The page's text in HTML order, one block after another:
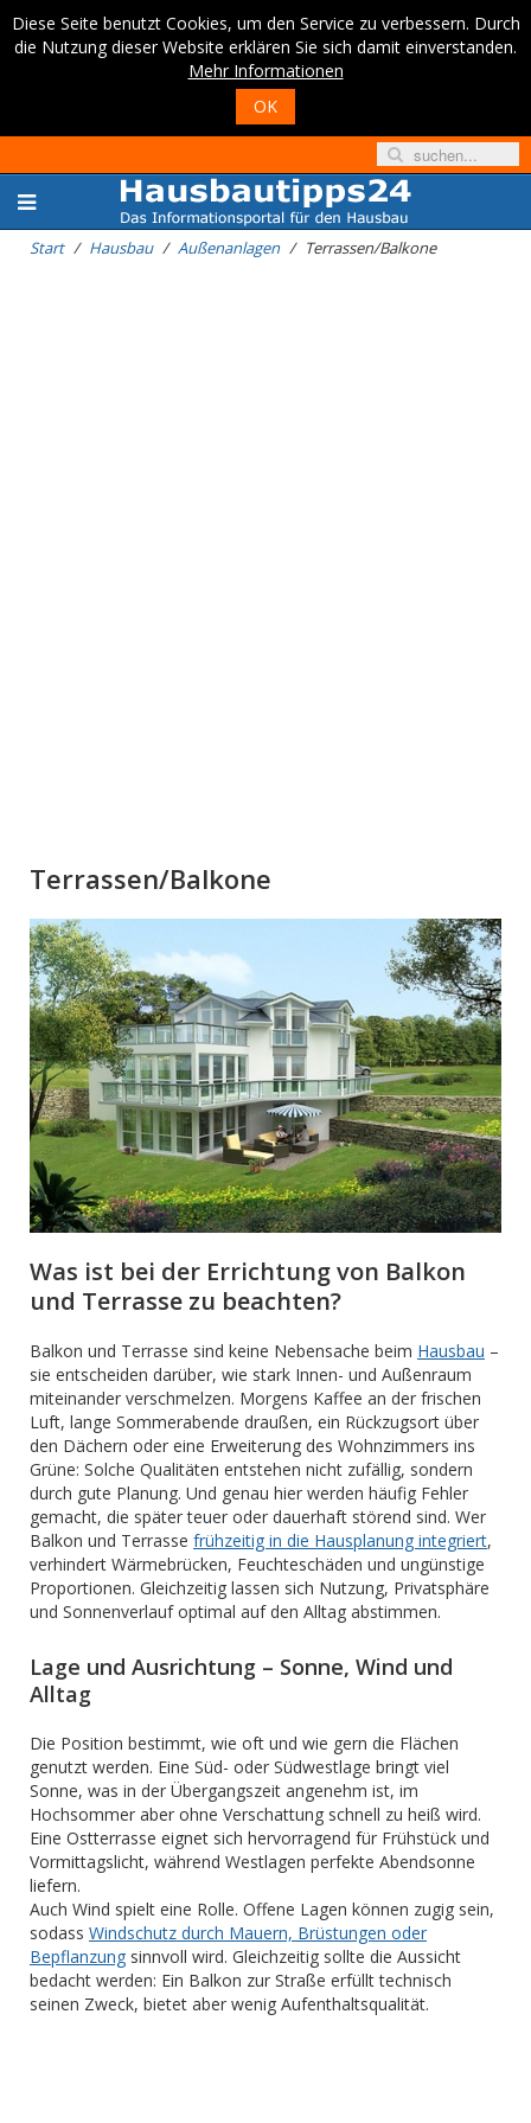
Diese Seite benutzt Cookies, um den Service zu verbessern. Durch
die Nutzung dieser Website erklären Sie sich damit einverstanden.
Mehr Informationen
OK
Start Hausbau Außenanlagen Terrassen/Balkone
Terrassen/Balkone
Was ist bei der Errichtung von Balkon
und Terrasse zu beachten?
Balkon und Terrasse sind keine Nebensache beim Hausbau –
sie entscheiden darüber, wie stark Innen- und Außenraum
miteinander verschmelzen. Morgens Kaffee an der frischen
Luft, lange Sommerabende draußen, ein Rückzugsort über
den Dächern oder eine Erweiterung des Wohnzimmers ins
Grüne: Solche Qualitäten entstehen nicht zufällig, sondern
durch gute Planung. Und genau hier werden häufig Fehler
gemacht, die später teuer oder dauerhaft störend sind. Wer
Balkon und Terrasse frühzeitig in die Hausplanung integriert,
verhindert Wärmebrücken, Feuchteschäden und ungünstige
Proportionen. Gleichzeitig lassen sich Nutzung, Privatsphäre
und Sonnenverlauf optimal auf den Alltag abstimmen.
Lage und Ausrichtung – Sonne, Wind und
Alltag
Die Position bestimmt, wie oft und wie gern die Flächen
genutzt werden. Eine Süd- oder Südwestlage bringt viel
Sonne, was in der Übergangszeit angenehm ist, im
Hochsommer aber ohne Verschattung schnell zu heiß wird.
Eine Ostterrasse eignet sich hervorragend für Frühstück und
Vormittagslicht, während Westlagen perfekte Abendsonne
liefern.
Auch Wind spielt eine Rolle. Offene Lagen können zugig sein,
sodass Windschutz durch Mauern, Brüstungen oder
Bepflanzung sinnvoll wird. Gleichzeitig sollte die Aussicht
bedacht werden: Ein Balkon zur Straße erfüllt technisch
seinen Zweck, bietet aber wenig Aufenthaltsqualität.